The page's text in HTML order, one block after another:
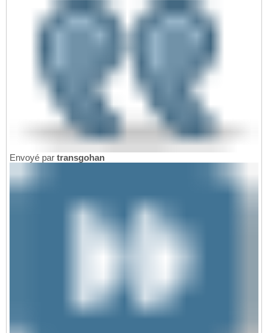
Envoyé par transgohan